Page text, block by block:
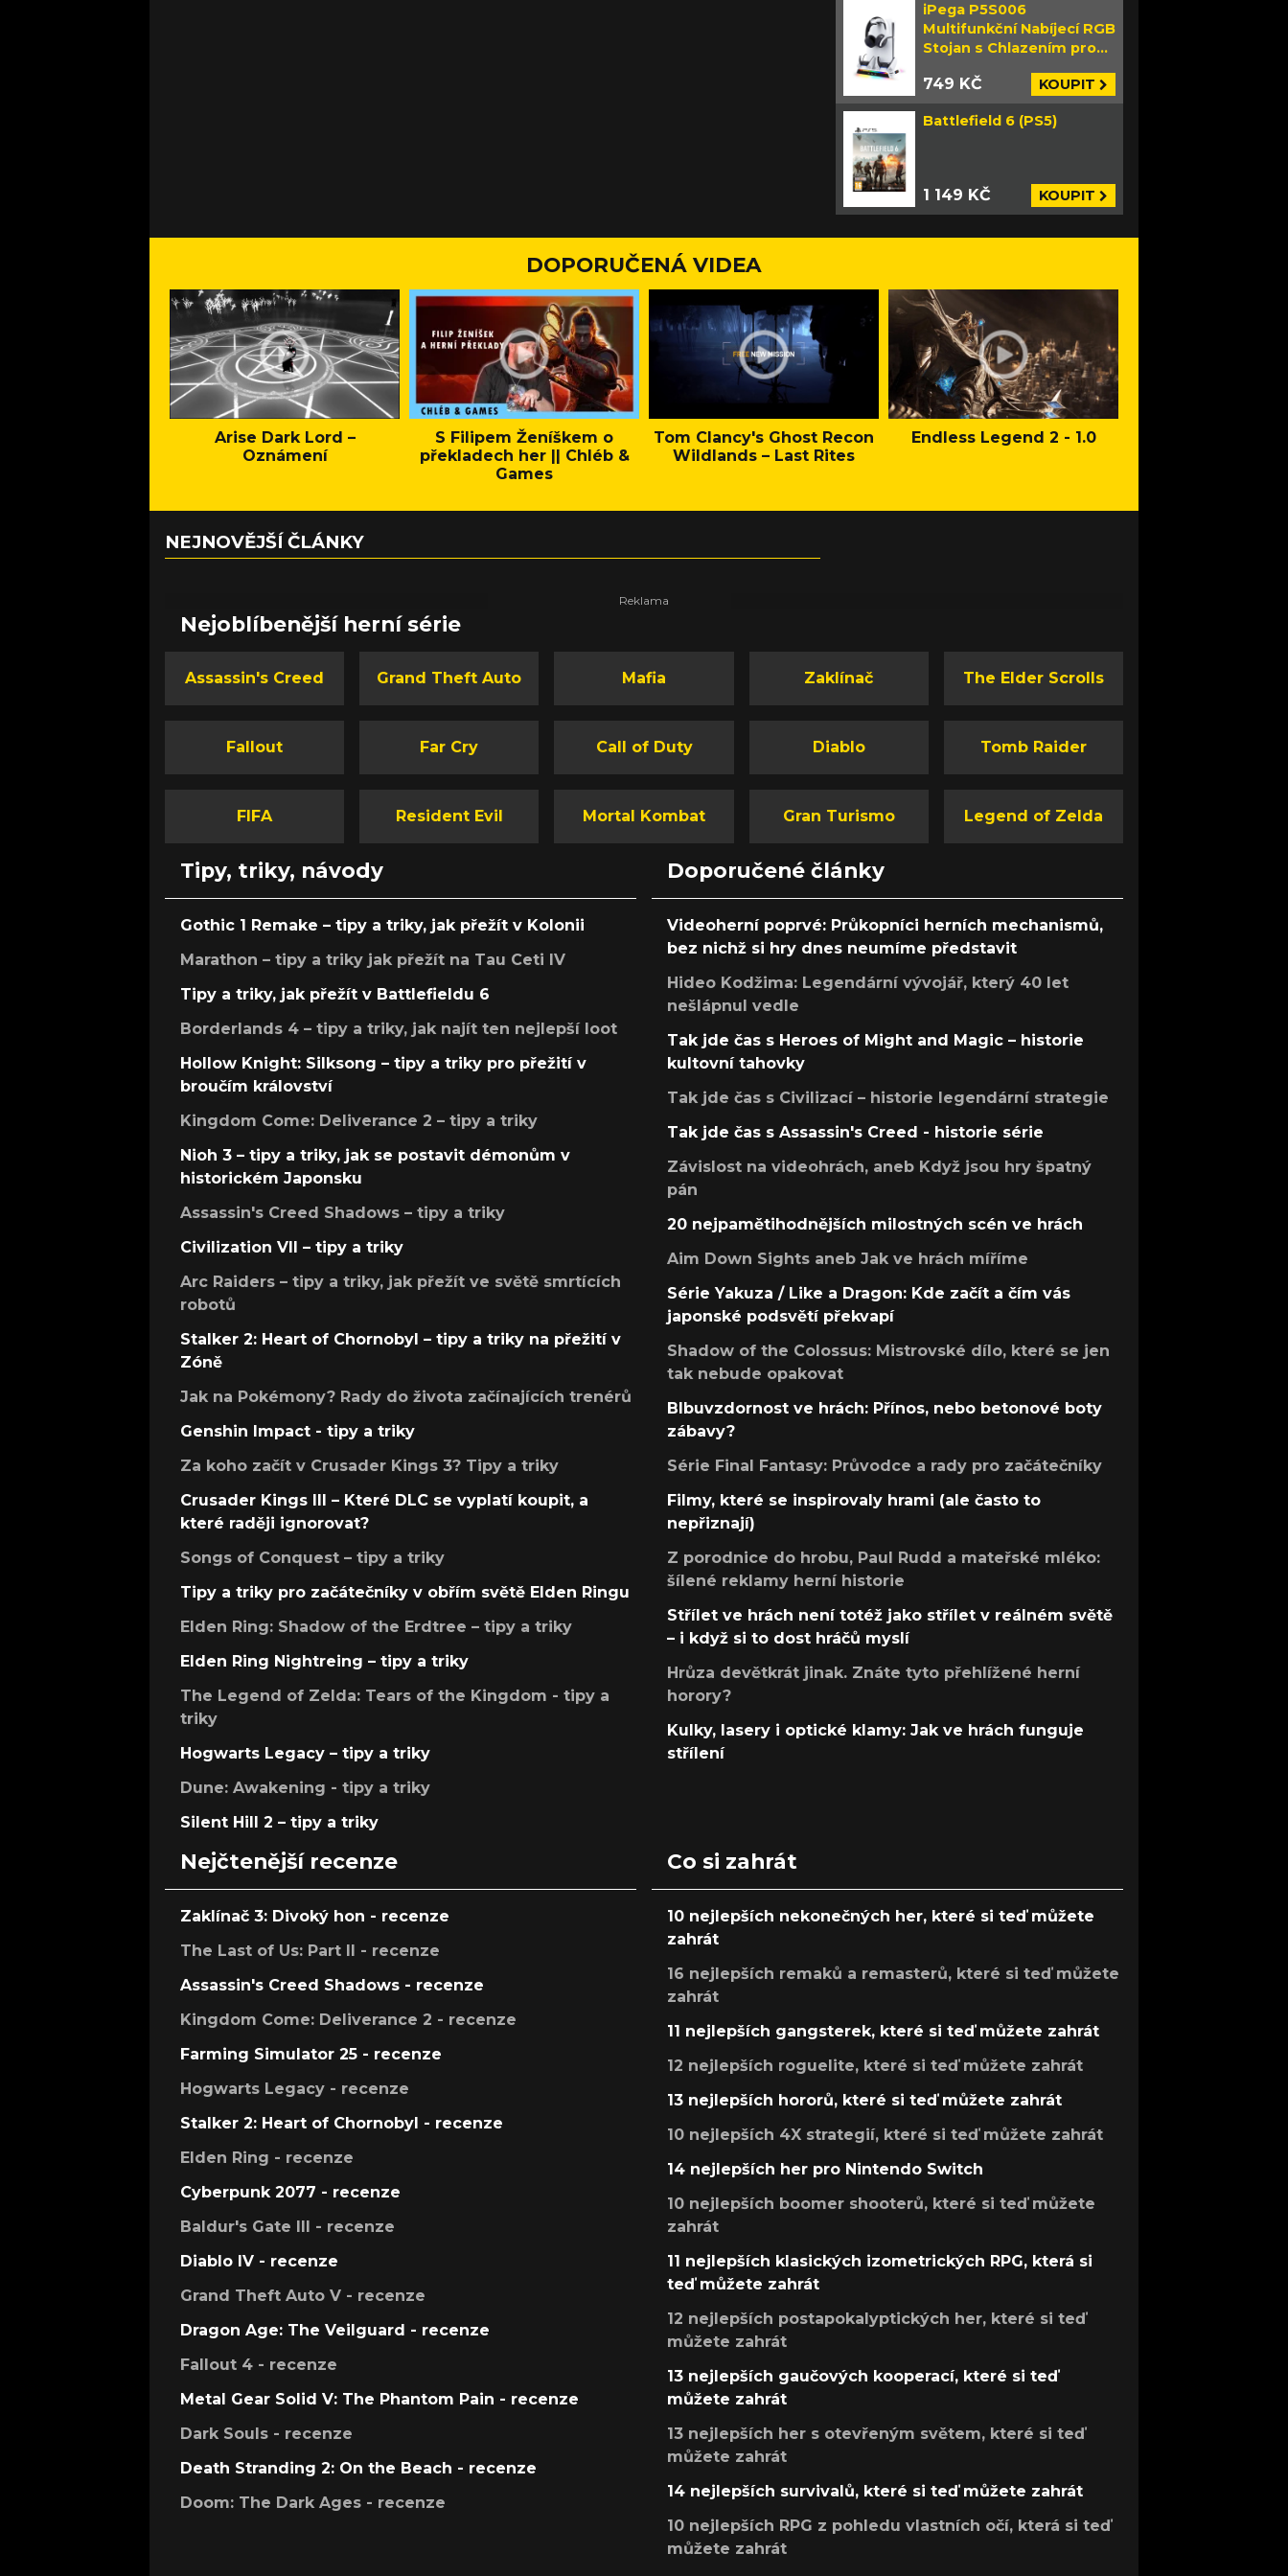
iPega P5S006
Multifunkční Nabíjecí RGB
Stojan s Chlazením pro
749 KČ KOUPIT
Battlefield 6 (PS5)
1 149 KČ KOUPIT
DOPORUČENÁ VIDEA
Arise Dark Lord –
Oznámení
S Filipem Ženíškem o
překladech her || Chléb &
Games
Tom Clancy's Ghost Recon
Wildlands – Last Rites
Endless Legend 2 - 1.0
NEJNOVĚJŠÍ ČLÁNKY
Nejoblíbenější herní série
Assassin's Creed Grand Theft Auto Mafia Zaklínač The Elder Scrolls
Fallout Far Cry Call of Duty Diablo Tomb Raider
FIFA Resident Evil Mortal Kombat Gran Turismo Legend of Zelda
Tipy, triky, návody
Gothic 1 Remake – tipy a triky, jak přežít v Kolonii
Marathon – tipy a triky jak přežít na Tau Ceti IV
Tipy a triky, jak přežít v Battlefieldu 6
Borderlands 4 – tipy a triky, jak najít ten nejlepší loot
Hollow Knight: Silksong – tipy a triky pro přežití v
broučím království
Kingdom Come: Deliverance 2 – tipy a triky
Nioh 3 – tipy a triky, jak se postavit démonům v
historickém Japonsku
Assassin's Creed Shadows – tipy a triky
Civilization VII – tipy a triky
Arc Raiders – tipy a triky, jak přežít ve světě smrtících
robotů
Stalker 2: Heart of Chornobyl – tipy a triky na přežití v
Zóně
Jak na Pokémony? Rady do života začínajících trenérů
Genshin Impact - tipy a triky
Za koho začít v Crusader Kings 3? Tipy a triky
Crusader Kings III – Které DLC se vyplatí koupit, a
které raději ignorovat?
Songs of Conquest – tipy a triky
Tipy a triky pro začátečníky v obřím světě Elden Ringu
Elden Ring: Shadow of the Erdtree – tipy a triky
Elden Ring Nightreing – tipy a triky
The Legend of Zelda: Tears of the Kingdom - tipy a
triky
Hogwarts Legacy – tipy a triky
Dune: Awakening - tipy a triky
Silent Hill 2 – tipy a triky
Doporučené články
Videoherní poprvé: Průkopníci herních mechanismů,
bez nichž si hry dnes neumíme představit
Hideo Kodžima: Legendární vývojář, který 40 let
nešlápnul vedle
Tak jde čas s Heroes of Might and Magic – historie
kultovní tahovky
Tak jde čas s Civilizací – historie legendární strategie
Tak jde čas s Assassin's Creed - historie série
Závislost na videohrách, aneb Když jsou hry špatný
pán
20 nejpamětihodnějších milostných scén ve hrách
Aim Down Sights aneb Jak ve hrách míříme
Série Yakuza / Like a Dragon: Kde začít a čím vás
japonské podsvětí překvapí
Shadow of the Colossus: Mistrovské dílo, které se jen
tak nebude opakovat
Blbuvzdornost ve hrách: Přínos, nebo betonové boty
zábavy?
Série Final Fantasy: Průvodce a rady pro začátečníky
Filmy, které se inspirovaly hrami (ale často to
nepřiznají)
Z porodnice do hrobu, Paul Rudd a mateřské mléko:
šílené reklamy herní historie
Střílet ve hrách není totéž jako střílet v reálném světě
– i když si to dost hráčů myslí
Hrůza devětkrát jinak. Znáte tyto přehlížené herní
horory?
Kulky, lasery i optické klamy: Jak ve hrách funguje
střílení
Nejčtenější recenze
Zaklínač 3: Divoký hon - recenze
The Last of Us: Part II - recenze
Assassin's Creed Shadows - recenze
Kingdom Come: Deliverance 2 - recenze
Farming Simulator 25 - recenze
Hogwarts Legacy - recenze
Stalker 2: Heart of Chornobyl - recenze
Elden Ring - recenze
Cyberpunk 2077 - recenze
Baldur's Gate III - recenze
Diablo IV - recenze
Grand Theft Auto V - recenze
Dragon Age: The Veilguard - recenze
Fallout 4 - recenze
Metal Gear Solid V: The Phantom Pain - recenze
Dark Souls - recenze
Death Stranding 2: On the Beach - recenze
Doom: The Dark Ages - recenze
Co si zahrát
10 nejlepších nekonečných her, které si teď můžete
zahrát
16 nejlepších remaků a remasterů, které si teď můžete
zahrát
11 nejlepších gangsterek, které si teď můžete zahrát
12 nejlepších roguelite, které si teď můžete zahrát
13 nejlepších hororů, které si teď můžete zahrát
10 nejlepších 4X strategií, které si teď můžete zahrát
14 nejlepších her pro Nintendo Switch
10 nejlepších boomer shooterů, které si teď můžete
zahrát
11 nejlepších klasických izometrických RPG, která si
teď můžete zahrát
12 nejlepších postapokalyptických her, které si teď
můžete zahrát
13 nejlepších gaučových kooperací, které si teď
můžete zahrát
13 nejlepších her s otevřeným světem, které si teď
můžete zahrát
14 nejlepších survivalů, které si teď můžete zahrát
10 nejlepších RPG z pohledu vlastních očí, která si teď
můžete zahrát